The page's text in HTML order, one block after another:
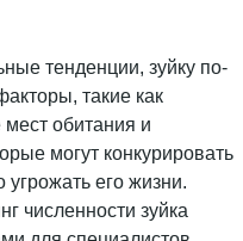
тенденции, зуйку по-
такие как
обитания и
могут конкурировать
его жизни.
численности зуйка